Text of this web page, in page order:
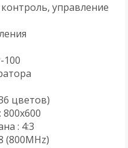
управление
100
цветов)
: 4:3
(800MHz)